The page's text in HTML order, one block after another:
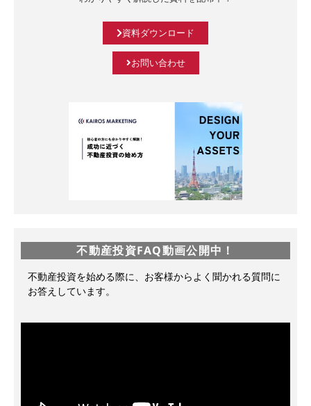
資料ダウンロード
お問い合わせ
不動産投資FAQ動画公開中！
不動産投資を始める際に、お客様からよく聞かれる質問に
お答えしています。